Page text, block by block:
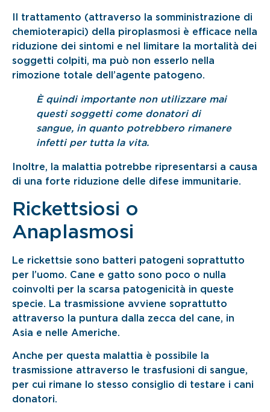
Il trattamento (attraverso la somministrazione di
chemioterapici) della piroplasmosi è efficace nella
riduzione dei sintomi e nel limitare la mortalità dei
soggetti colpiti, ma può non esserlo nella
rimozione totale dell’agente patogeno.
È quindi importante non utilizzare mai
questi soggetti come donatori di
sangue, in quanto potrebbero rimanere
infetti per tutta la vita.
Inoltre, la malattia potrebbe ripresentarsi a causa
di una forte riduzione delle difese immunitarie.
Rickettsiosi o
Anaplasmosi
Le rickettsie sono batteri patogeni soprattutto
per l’uomo. Cane e gatto sono poco o nulla
coinvolti per la scarsa patogenicità in queste
specie. La trasmissione avviene soprattutto
attraverso la puntura dalla zecca del cane, in
Asia e nelle Americhe.
Anche per questa malattia è possibile la
trasmissione attraverso le trasfusioni di sangue,
per cui rimane lo stesso consiglio di testare i cani
donatori.